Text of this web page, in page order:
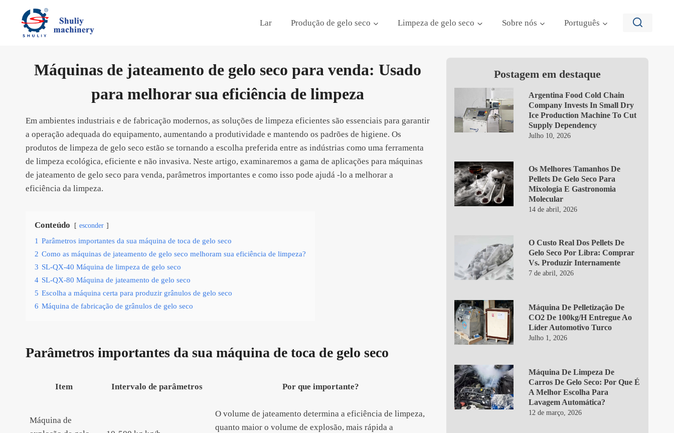
content
Lar Produção de gelo seco Limpeza de gelo seco Sobre nós Português
Máquinas de jateamento de gelo seco para venda: Usado
para melhorar sua eficiência de limpeza
Em ambientes industriais e de fabricação modernos, as soluções de limpeza eficientes são essenciais para garantir
a operação adequada do equipamento, aumentando a produtividade e mantendo os padrões de higiene. Os
produtos de limpeza de gelo seco estão se tornando a escolha preferida entre as indústrias como uma ferramenta
de limpeza ecológica, eficiente e não invasiva. Neste artigo, examinaremos a gama de aplicações para máquinas
de jateamento de gelo seco para venda, parâmetros importantes e como isso pode ajudá -lo a melhorar a
eficiência da limpeza.
Conteúdo esconder
1 Parâmetros importantes da sua máquina de toca de gelo seco
2 Como as máquinas de jateamento de gelo seco melhoram sua eficiência de limpeza?
3 SL-QX-40 Máquina de limpeza de gelo seco
4 SL-QX-80 Máquina de jateamento de gelo seco
5 Escolha a máquina certa para produzir grânulos de gelo seco
6 Máquina de fabricação de grânulos de gelo seco
Parâmetros importantes da sua máquina de toca de gelo seco
Item Intervalo de parâmetros Por que importante?
Máquina de
O volume de jateamento determina a eficiência de limpeza,
quanto maior o volume de explosão, mais rápida a
Postagem em destaque
Argentina Food Cold Chain
Company Invests In Small Dry
Ice Production Machine To Cut
Supply Dependency
Julho 10, 2026
Os Melhores Tamanhos De
Pellets De Gelo Seco Para
Mixologia E Gastronomia
Molecular
14 de abril, 2026
O Custo Real Dos Pellets De
Gelo Seco Por Libra: Comprar
Vs. Produzir Internamente
7 de abril, 2026
Máquina De Pelletização De
CO2 De 100kg/h Entregue Ao
Líder Automotivo Turco
Julho 1, 2026
Máquina De Limpeza De
Carros De Gelo Seco: Por Que É
A Melhor Escolha Para
Lavagem Automática?
12 de março, 2026